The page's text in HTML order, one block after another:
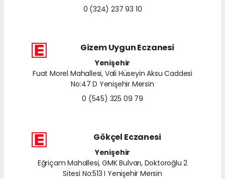
0 (324) 237 93 10
Gizem Uygun Eczanesi
Yenişehir
Fuat Morel Mahallesi, Vali Hüseyin Aksu Caddesi
No:47 D Yenişehir Mersin
0 (545) 325 09 79
Gökçel Eczanesi
Yenişehir
Eğriçam Mahallesi, GMK Bulvarı, Doktoroğlu 2
Sitesi No:513 I Yenişehir Mersin